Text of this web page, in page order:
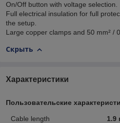
On/Off button with voltage selection.
Full electrical insulation for full
the setup.
Large copper clamps and 50 mm² /
Скрыть
Характеристики
Пользовательские
Cable length
1.9